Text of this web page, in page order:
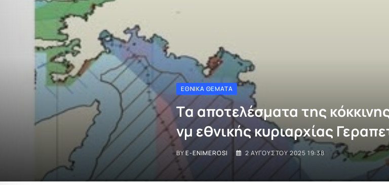
ΕΘΝΙΚΆ ΘΈΜΑΤΑ
Tα αποτελέσματα της
νμ εθνικής κυριαρχίας
BYE-ENIMEROSI 2 ΑΥΓΟΎΣΤΟΥ 2025 19:38